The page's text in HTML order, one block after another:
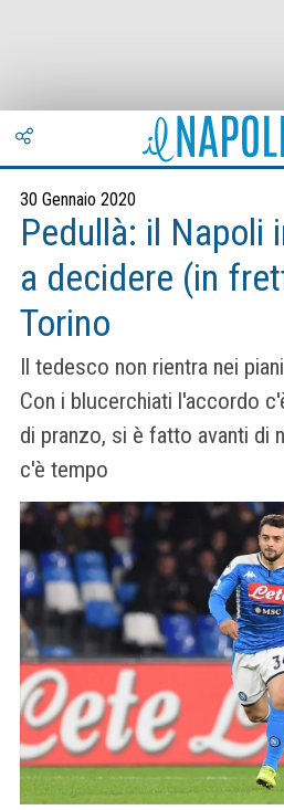
30 Gennaio 2020
Pedullà: il Napoli
a decidere (in
Torino
Il tedesco non rientra nei
Con i blucerchiati l'accordo
di pranzo, si è fatto avanti di
c'è tempo